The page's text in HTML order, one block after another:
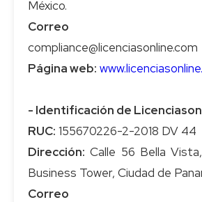
Correo
Página web:
- Identificación de
RUC:
Dirección: Calle 56 Bella
Correo